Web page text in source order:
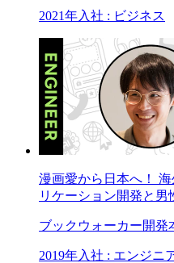
2021年入社 : ビジネス
漫画愛から日本へ！
リケーション開発と男
ブックウォーカー開発
2019年入社 : エンジニ